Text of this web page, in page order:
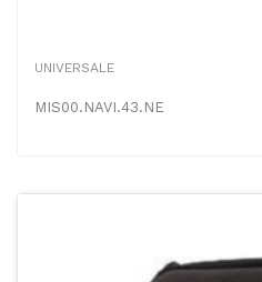
UNIVERSALE
MIS00.NAVI.43.NE